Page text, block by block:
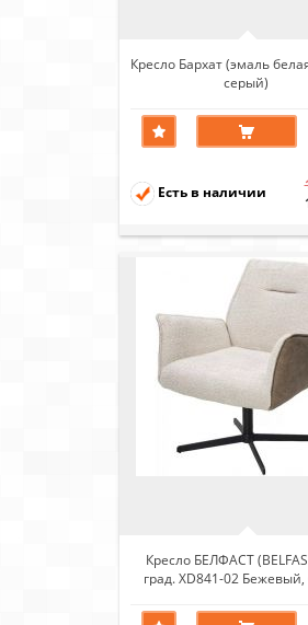
Кресло Бархат (эмаль
серый)
Есть в наличии
Кресло БЕЛФАСТ
град. XD841-02 Бежевый,